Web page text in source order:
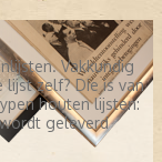
Vakkundig
lijst zelf? Die is van
houten lijsten:
geleverd